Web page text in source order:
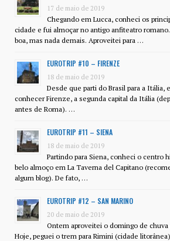
17 de maio de 2019
Chegando em Lucca, conheci os
cidade e fui almoçar no antigo anfiteatro
boa, mas nada demais. Aproveitei para …
EUROTRIP #10 – FIRENZE
18 de maio de 2019
Desde que parti do Brasil para a Itália,
conhecer Firenze, a segunda capital da Itália
antes de Roma). …
EUROTRIP #11 – SIENA
18 de maio de 2019
Partindo para Siena, conheci o centro
belo almoço em La Taverna del Capitano
algum blog). De fato, …
EUROTRIP #12 – SAN MARINO
20 de maio de 2019
Ontem aproveitei o domingo de chuva
Hoje, peguei o trem para Rimini (cidade